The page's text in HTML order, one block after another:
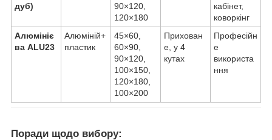
дуб)
90×120,
120×180
кабінет,
коворкінг
Алюмініє
ва ALU23
Алюміній+
пластик
45×60,
60×90,
90×120,
100×150,
120×180,
100×200
Прихован
е, у 4
кутах
Професійн
е
використа
ння
Поради щодо вибору: